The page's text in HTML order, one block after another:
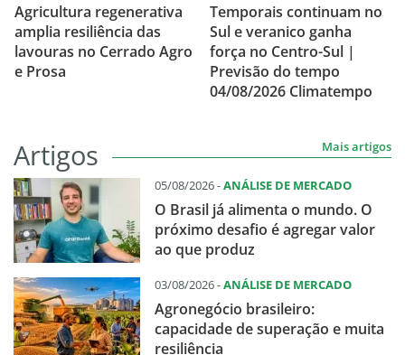
Agricultura regenerativa
amplia resiliência das
lavouras no Cerrado Agro
e Prosa
Temporais continuam no
Sul e veranico ganha
força no Centro-Sul |
Previsão do tempo
04/08/2026 Climatempo
Artigos Mais artigos
05/08/2026 -ANÁLISE DE MERCADO
O Brasil já alimenta o mundo. O
próximo desafio é agregar valor
ao que produz
03/08/2026 -ANÁLISE DE MERCADO
Agronegócio brasileiro:
capacidade de superação e muita
resiliência